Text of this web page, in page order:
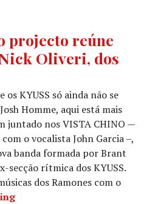
projecto reúne
Oliveri, dos
os KYUSS só ainda não se
Homme, aqui está mais
juntado nos VISTA CHINO —
o vocalista John Garcia –,
banda formada por Brant
secção rítmica dos KYUSS.
dos Ramones com o
STONER: Novo projecto